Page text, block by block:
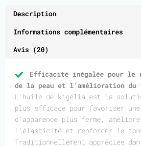
Description
Informations complémentaires
Avis (20)
Efficacité inégalée pour le
de la peau et l'amélioration du
L'huile de kigélia est la
plus efficace pour favoriser une
d'apparence plus ferme,
l'élasticité et renforcer le
Traditionnellement appréciée